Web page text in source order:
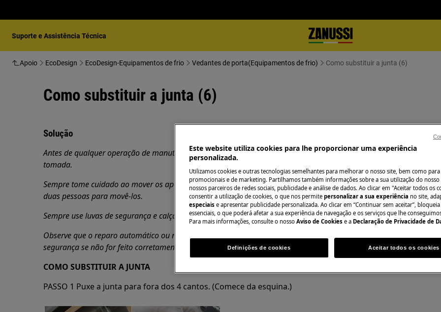
Suporte e Assistência Técnica
Apoio EcoDesign EcoDesign-Equipamentos de frio Vedantes de porta(Equipamentos de frio) Como substituir a junta (6)
Como substituir a junta (6)
Solução
Antes de qualquer operação de manutenção, desligue o aparelho e retire a ficha da
tomada.
Sempre tome cuidado ao mover os aparelhos, para os aparelhos pesados são necessárias
duas pessoas para movê-los.
Sempre use luvas de segurança e calçados fechados.
Observe que o reparo automático ou não profissional pode ter consequências de
segurança se não for feito corretamente
COMO SUBSTITUIR A JUNTA
PASSO 1 Puxe a junta para fora dos 4 cantos. (Comece da esquina.)
Este website utiliza cookies para lhe proporcionar uma experiência
personalizada.
Utilizamos cookies e outras tecnologias semelhantes para melhorar o nosso site, bem como
promocionais e de marketing. Partilhamos também informações sobre a sua utilização do nosso
nossos parceiros de redes sociais, publicidade e análise de dados. Ao clicar em "Aceitar todos os
consentir a utilização de cookies, o que nos permite personalizar a sua experiência no site,
especiais e apresentar publicidade personalizada. Ao clicar em “Continuar sem aceitar”,
essenciais, o que poderá afetar a sua experiência de navegação e os serviços que lhe
Para mais informações, consulte o nosso Aviso de Cookies e a Declaração de Privacidade de
Definições de cookies Aceitar todos os cookies